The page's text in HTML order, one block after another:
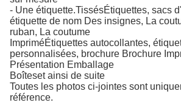
- Une étiquette.TissésÉtiquettes, sacs
étiquette de nom Des insignes, La
ruban, La coutume
ImpriméÉtiquettes autocollantes,
personnalisées, brochure Brochure
Présentation Emballage
Boîteset ainsi de suite
Toutes les photos ci-jointes sont
référence.